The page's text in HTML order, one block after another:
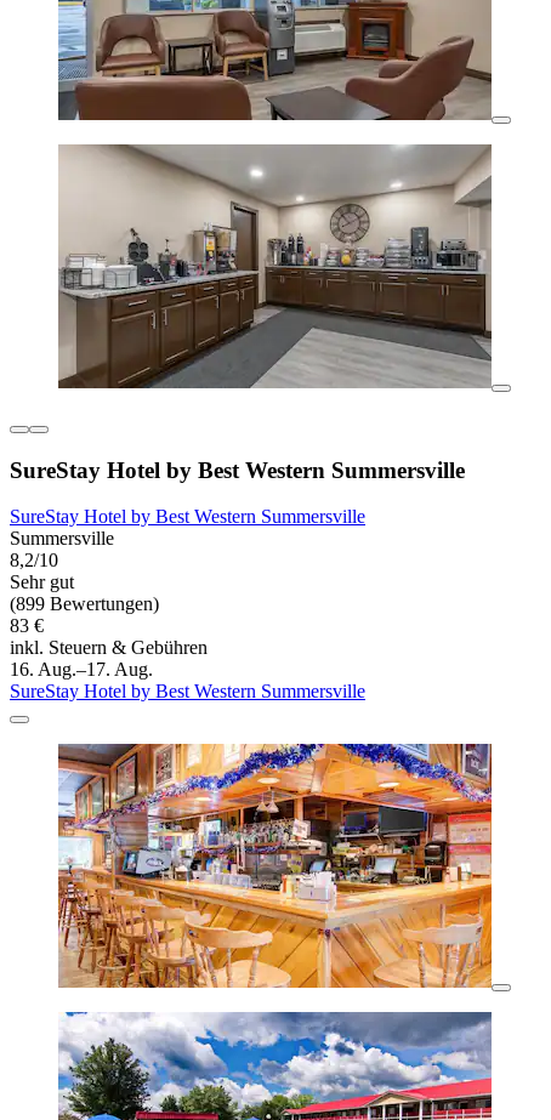
SureStay Hotel by Best Western Summersville
SureStay Hotel by Best Western Summersville
Summersville
8,2/10
Sehr gut
(899 Bewertungen)
83 €
inkl. Steuern & Gebühren
16. Aug.–17. Aug.
SureStay Hotel by Best Western Summersville